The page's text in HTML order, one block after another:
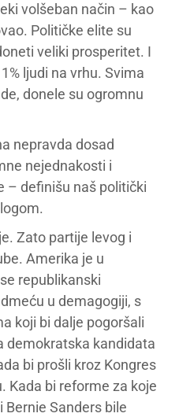
volšeban način – kao
Političke elite su
veliki prosperitet. I
ljudi na vrhu. Svima
donele su ogromnu
nepravda dosad
nejednakosti i
– definišu naš politički
Zato partije levog i
Amerika je u
republikanski
u demagogiji, s
koji bi dalje pogoršali
demokratska kandidata
bi prošli kroz Kongres
Kada bi reforme za koje
Bernie Sanders bile